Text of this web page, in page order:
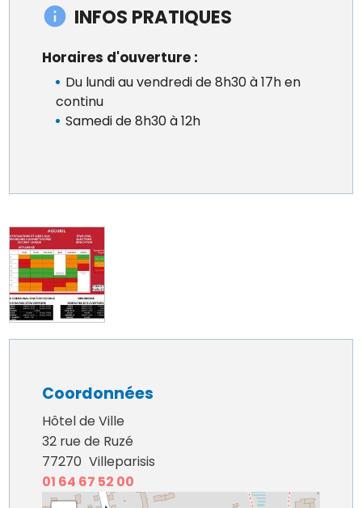
INFOS PRATIQUES
Horaires d'ouverture :
Du lundi au vendredi de 8h30 à 17h en
continu
Samedi de 8h30 à 12h
Coordonnées
Hôtel de Ville
32 rue de Ruzé
77270 Villeparisis
01 64 67 52 00